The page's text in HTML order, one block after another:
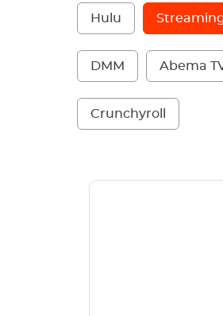
Hulu
DMM Abema
Crunchyroll